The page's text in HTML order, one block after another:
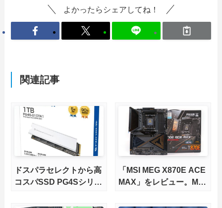
よかったらシェアしてね！
関連記事
ドスパラセレクトから高
コスパSSD PG4Sシリー
「MSI MEG X870E ACE
MAX」をレビュー。M.2
版X870Eマザーボードを